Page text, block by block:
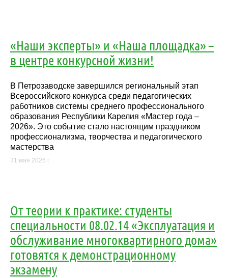
«Наши эксперты» и «Наша площадка» –
в центре конкурсной жизни!
В Петрозаводске завершился региональный этап
Всероссийского конкурса среди педагогических
работников системы среднего профессионального
образования Республики Карелия «Мастер года –
2026». Это событие стало настоящим праздником
профессионализма, творчества и педагогического
мастерства
31 мая 2026 г.
От теории к практике: студенты
специальности 08.02.14 «Эксплуатация и
обслуживание многоквартирного дома»
готовятся к демонстрационному
экзамену